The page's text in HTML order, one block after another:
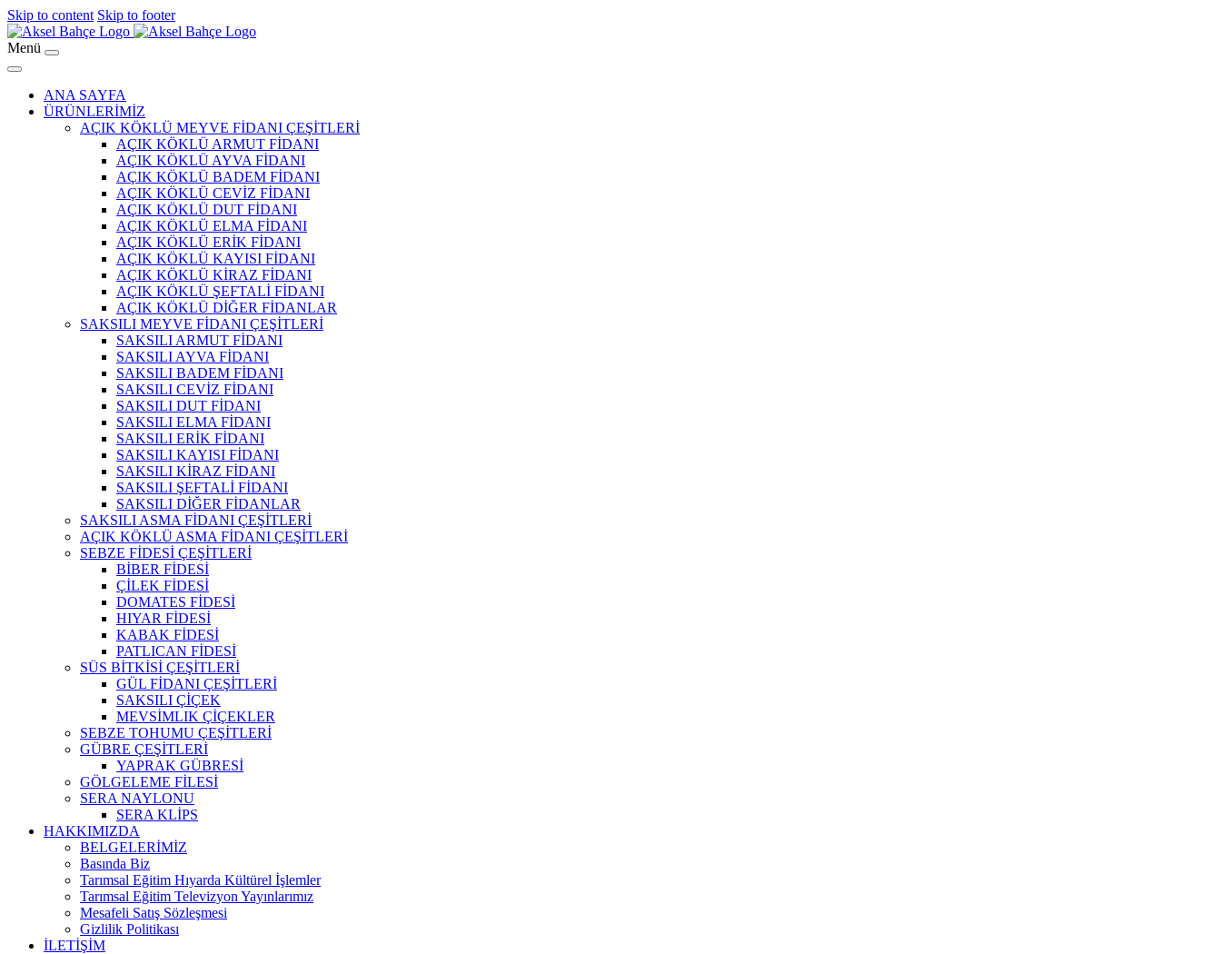
Skip to content Skip to footer
Menü
ANA SAYFA
ÜRÜNLERİMİZ
AÇIK KÖKLÜ MEYVE FİDANI ÇEŞİTLERİ
AÇIK KÖKLÜ ARMUT FİDANI
AÇIK KÖKLÜ AYVA FİDANI
AÇIK KÖKLÜ BADEM FİDANI
AÇIK KÖKLÜ CEVİZ FİDANI
AÇIK KÖKLÜ DUT FİDANI
AÇIK KÖKLÜ ELMA FİDANI
AÇIK KÖKLÜ ERİK FİDANI
AÇIK KÖKLÜ KAYISI FİDANI
AÇIK KÖKLÜ KİRAZ FİDANI
AÇIK KÖKLÜ ŞEFTALİ FİDANI
AÇIK KÖKLÜ DİĞER FİDANLAR
SAKSILI MEYVE FİDANI ÇEŞİTLERİ
SAKSILI ARMUT FİDANI
SAKSILI AYVA FİDANI
SAKSILI BADEM FİDANI
SAKSILI CEVİZ FİDANI
SAKSILI DUT FİDANI
SAKSILI ELMA FİDANI
SAKSILI ERİK FİDANI
SAKSILI KAYISI FİDANI
SAKSILI KİRAZ FİDANI
SAKSILI ŞEFTALİ FİDANI
SAKSILI DİĞER FİDANLAR
SAKSILI ASMA FİDANI ÇEŞİTLERİ
AÇIK KÖKLÜ ASMA FİDANI ÇEŞİTLERİ
SEBZE FİDESİ ÇEŞİTLERİ
BİBER FİDESİ
ÇİLEK FİDESİ
DOMATES FİDESİ
HIYAR FİDESİ
KABAK FİDESİ
PATLICAN FİDESİ
SÜS BİTKİSİ ÇEŞİTLERİ
GÜL FİDANI ÇEŞİTLERİ
SAKSILI ÇİÇEK
MEVSİMLIK ÇİÇEKLER
SEBZE TOHUMU ÇEŞİTLERİ
GÜBRE ÇEŞİTLERİ
YAPRAK GÜBRESİ
GÖLGELEME FİLESİ
SERA NAYLONU
SERA KLİPS
HAKKIMIZDA
BELGELERİMİZ
Basında Biz
Tarımsal Eğitim Hıyarda Kültürel İşlemler
Tarımsal Eğitim Televizyon Yayınlarımız
Mesafeli Satış Sözleşmesi
Gizlilik Politikası
İLETİŞİM